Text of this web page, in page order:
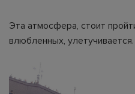
Эта атмосфера, стоит
влюбленных, улетучивается.